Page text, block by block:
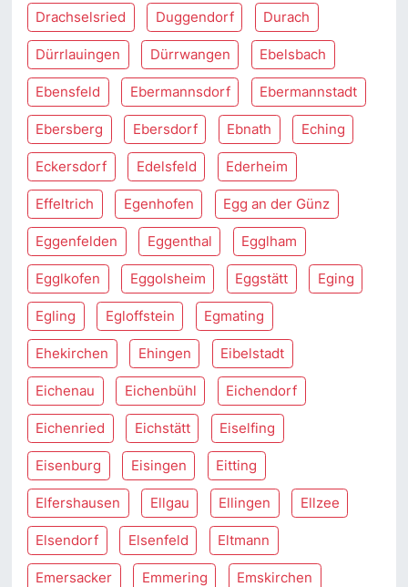
Drachselsried Duggendorf Durach
Dürrlauingen Dürrwangen Ebelsbach
Ebensfeld Ebermannsdorf Ebermannstadt
Ebersberg Ebersdorf Ebnath Eching
Eckersdorf Edelsfeld Ederheim
Effeltrich Egenhofen Egg an der Günz
Eggenfelden Eggenthal Egglham
Egglkofen Eggolsheim Eggstätt Eging
Egling Egloffstein Egmating
Ehekirchen Ehingen Eibelstadt
Eichenau Eichenbühl Eichendorf
Eichenried Eichstätt Eiselfing
Eisenburg Eisingen Eitting
Elfershausen Ellgau Ellingen Ellzee
Elsendorf Elsenfeld Eltmann
Emersacker Emmering Emskirchen